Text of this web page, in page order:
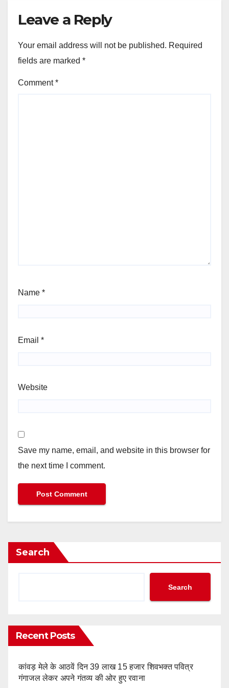
Leave a Reply
Your email address will not be published. Required
fields are marked *
Comment*
Name *
Email *
Website
Save my name, email, and website in this browser for
the next time I comment.
Search
Search
Recent Posts
कांवड़ मेले के आठवें दिन 39 लाख 15 हजार शिवभक्त पवित्र
गंगाजल लेकर अपने गंतव्य की ओर हुए रवाना